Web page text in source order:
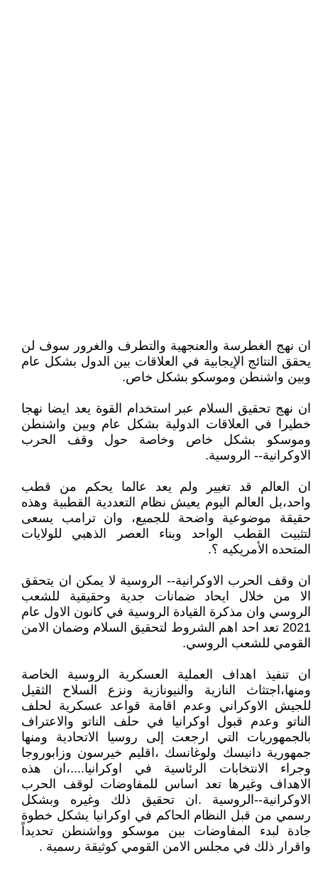
ان نهج الغطرسة والعنجهية والتطرف والغرور سوف لن
يحقق النتائج الإيجابية في العلاقات بين الدول بشكل عام
وبين واشنطن وموسكو بشكل خاص.
ان نهج تحقيق السلام عبر استخدام القوة يعد ايضا نهجا
خطيرا في العلاقات الدولية بشكل عام وبين واشنطن
وموسكو بشكل خاص وخاصة حول وقف الحرب
الاوكرانية-- الروسية.
ان العالم قد تغيير ولم يعد عالما يحكم من قطب
واحد،بل العالم اليوم يعيش نظام التعددية القطبية وهذه
حقيقة موضوعية واضحة للجميع، وان ترامب يسعى
لتثبيت القطب الواحد وبناء العصر الذهبي للولايات
المتحده الأمريكيه ؟.
ان وقف الحرب الاوكرانية-- الروسية لا يمكن ان يتحقق
الا من خلال ايحاد ضمانات جدية وحقيقية للشعب
الروسي وان مذكرة القيادة الروسية في كانون الاول عام
2021 تعد احد اهم الشروط لتحقيق السلام وضمان الامن
القومي للشعب الروسي.
ان تنفيذ اهداف العملية العسكرية الروسية الخاصة
ومنها،اجتثاث النازية والنيونازية ونزع السلاح الثقيل
للجيش الاوكراني وعدم اقامة قواعد عسكرية لحلف
الناتو وعدم قبول اوكرانيا في حلف الناتو والاعتراف
بالجمهوريات التي ارجعت إلى روسيا الاتحادية ومنها
جمهورية دانيسك ولوغانسك ،اقليم خيرسون وزابوروجا
وجراء الانتخابات الرئاسية في اوكرانيا....،ان هذه
الاهداف وغيرها تعد اساس للمفاوضات لوقف الحرب
الاوكرانية--الروسية .ان تحقيق ذلك وغيره وبشكل
رسمي من قبل النظام الحاكم في اوكرانيا يشكل خطوة
جادة لبدء المفاوضات بين موسكو وواشنطن تحديداً
واقرار ذلك في مجلس الامن القومي كوثيقة رسمية .